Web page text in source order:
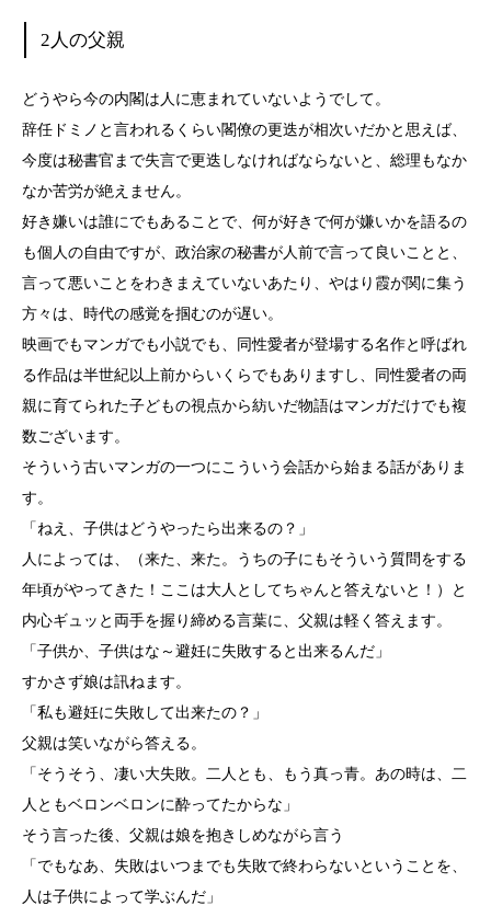
2人の父親
どうやら今の内閣は人に恵まれていないようでして。
辞任ドミノと言われるくらい閣僚の更迭が相次いだかと思えば、
今度は秘書官まで失言で更迭しなければならないと、総理もなか
なか苦労が絶えません。
好き嫌いは誰にでもあることで、何が好きで何が嫌いかを語るの
も個人の自由ですが、政治家の秘書が人前で言って良いことと、
言って悪いことをわきまえていないあたり、やはり霞が関に集う
方々は、時代の感覚を掴むのが遅い。
映画でもマンガでも小説でも、同性愛者が登場する名作と呼ばれ
る作品は半世紀以上前からいくらでもありますし、同性愛者の両
親に育てられた子どもの視点から紡いだ物語はマンガだけでも複
数ございます。
そういう古いマンガの一つにこういう会話から始まる話がありま
す。
「ねえ、子供はどうやったら出来るの？」
人によっては、（来た、来た。うちの子にもそういう質問をする
年頃がやってきた！ここは大人としてちゃんと答えないと！）と
内心ギュッと両手を握り締める言葉に、父親は軽く答えます。
「子供か、子供はな～避妊に失敗すると出来るんだ」
すかさず娘は訊ねます。
「私も避妊に失敗して出来たの？」
父親は笑いながら答える。
「そうそう、凄い大失敗。二人とも、もう真っ青。あの時は、二
人ともベロンベロンに酔ってたからな」
そう言った後、父親は娘を抱きしめながら言う
「でもなあ、失敗はいつまでも失敗で終わらないということを、
人は子供によって学ぶんだ」